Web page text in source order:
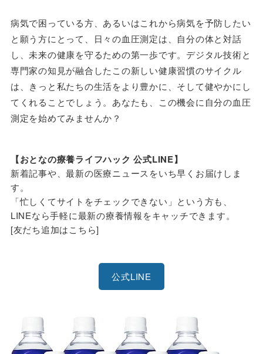
病気で困っている方、あるいはこれから病気を予防したい
と願う方にとって、日々の血圧測定は、自分の体と対話
し、未来の健康を守るための第一歩です。デジタル技術と
専門家の知見が融合したこの新しい健康習慣のサイクル
は、きっと私たちの生活をより豊かに、そして健やかにし
てくれることでしょう。あなたも、この機会に自分の血圧
測定を始めてみませんか？
【おとなの療養ライフハック 公式LINE】
新着記事や、最新の医療ニュースをいち早くお届けしま
す。
「忙しくてサイトをチェックできない」という方も、
LINEなら手軽に最新の療養情報をキャッチできます。
[友だち追加はこちら]
公式LINE